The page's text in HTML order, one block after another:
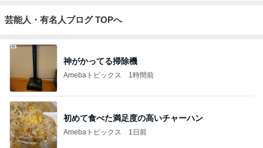
高橋真麻 特に美味しかったケジャン
モモコ夫 初めての焼鳥コース